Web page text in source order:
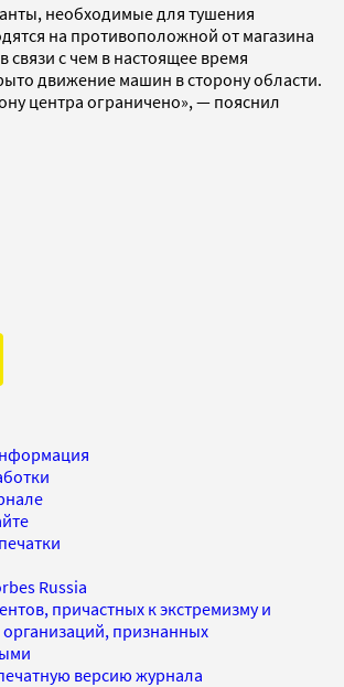
необходимые для тушения
на противоположной от магазина
связи с чем в настоящее время
движение машин в сторону области.
центра ограничено», — пояснил
Russia
причастных к экстремизму и
признанных
версию журнала